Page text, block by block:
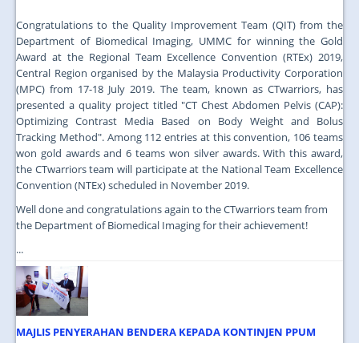
Congratulations to the Quality Improvement Team (QIT) from the
Department of Biomedical Imaging, UMMC for winning the Gold
Award at the Regional Team Excellence Convention (RTEx) 2019,
Central Region organised by the Malaysia Productivity Corporation
(MPC) from 17-18 July 2019. The team, known as CTwarriors, has
presented a quality project titled "CT Chest Abdomen Pelvis (CAP):
Optimizing Contrast Media Based on Body Weight and Bolus
Tracking Method". Among 112 entries at this convention, 106 teams
won gold awards and 6 teams won silver awards. With this award,
the CTwarriors team will participate at the National Team Excellence
Convention (NTEx) scheduled in November 2019.
Well done and congratulations again to the CTwarriors team from
the Department of Biomedical Imaging for their achievement!
...
MAJLIS PENYERAHAN BENDERA KEPADA KONTINJEN PPUM